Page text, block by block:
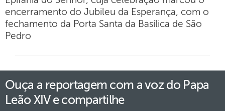
encerramento do Jubileu da Esperança, com o
fechamento da Porta Santa da Basílica de São
Pedro
Ouça a reportagem com a voz do Papa
Leão XIV e compartilhe